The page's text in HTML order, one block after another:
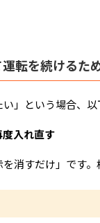
転を続けるた
い」という場合、
度入れ直す
消すだけ」です